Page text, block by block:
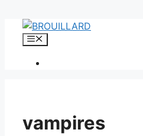
Aller
Menu
vampires